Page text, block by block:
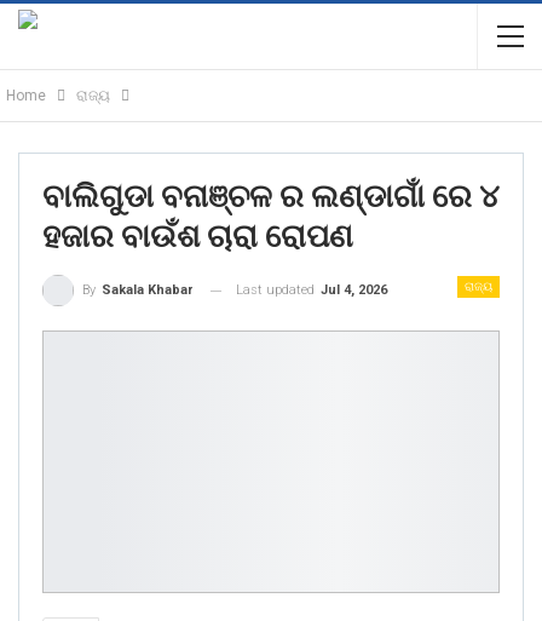
Home ରାଜ୍ୟ
ବାଲିଗୁଡା ବନାଞ୍ଚଳ ର ଲଣ୍ଡାଗାଁ ରେ ୪
ହଜାର ବାଉଁଶ ଚାରା ରୋପଣ
ରାଜ୍ୟ
By Sakala Khabar Last updated Jul 4, 2026